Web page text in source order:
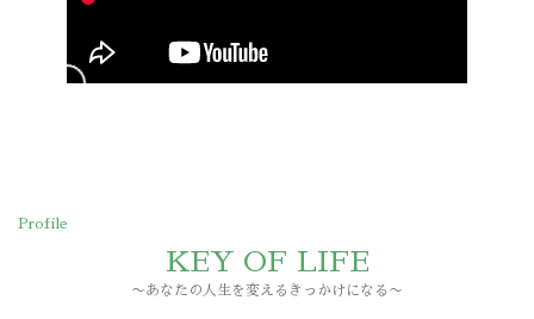
Profile
KEY OF LIFE
〜あなたの人生を変えるきっかけになる〜